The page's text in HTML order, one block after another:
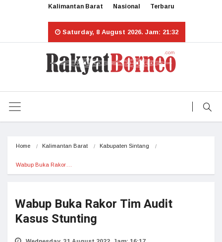
Kalimantan Barat Nasional Terbaru
Saturday, 8 August 2026. Jam: 21:32
Home Kalimantan Barat Kabupaten Sintang
Wabup Buka Rakor…
Wabup Buka Rakor Tim Audit
Kasus Stunting